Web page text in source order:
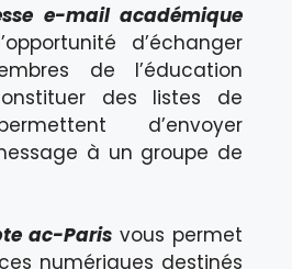
e-mail académique
d’échanger
de l’éducation
des listes de
d’envoyer
à un groupe de
ac-Paris vous permet
numériques destinés